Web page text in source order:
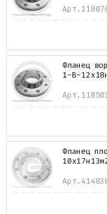
Арт.
Арт.
Фланец
1-B-
Арт.
Фланец